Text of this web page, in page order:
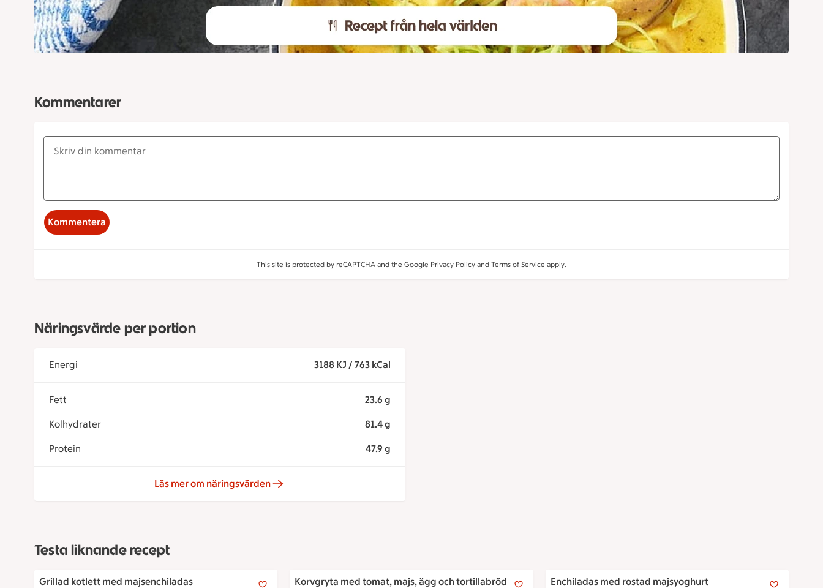
Kommentarer
Kommentera
This site is protected by reCAPTCHA and the Google Privacy Policy and Terms of Service apply.
Näringsvärde per portion
Energi 3188 KJ / 763 kCal
Fett 23.6 g
Kolhydrater 81.4 g
Protein 47.9 g
Läs mer om näringsvärden
Testa liknande recept
Grillad kotlett med majsenchiladas
Grillad kotlett med majsenchiladas Korvgryta med tomat, majs, ägg och tortillabröd
Korvgryta med tomat, majs, ägg och tortillabröd Enchiladas med rostad majsyoghurt
Enchiladas med rostad majsyoghurt